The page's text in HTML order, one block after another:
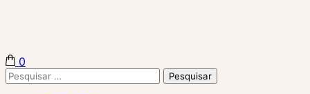
Biba Concept Store
0
Pesquisar